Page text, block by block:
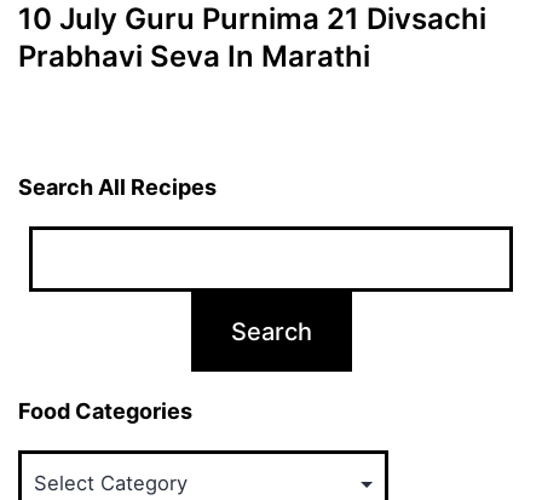
10 July Guru Purnima 21 Divsachi
Prabhavi Seva In Marathi
Search All Recipes
Food Categories